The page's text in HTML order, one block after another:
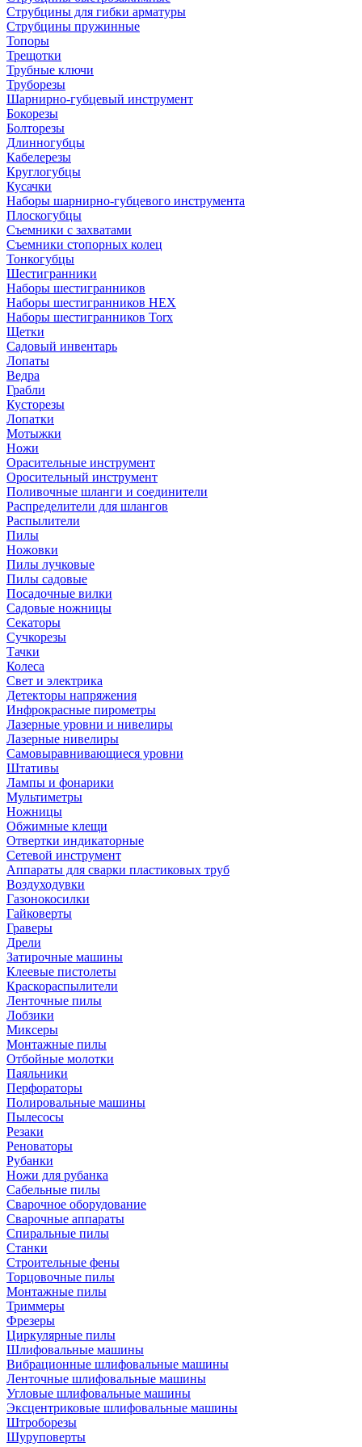
Струбцины для гибки арматуры
Струбцины пружинные
Топоры
Трещотки
Трубные ключи
Труборезы
Шарнирно-губцевый инструмент
Бокорезы
Болторезы
Длинногубцы
Кабелерезы
Круглогубцы
Кусачки
Наборы шарнирно-губцевого инструмента
Плоскогубцы
Съемники с захватами
Съемники стопорных колец
Тонкогубцы
Шестигранники
Наборы шестигранников
Наборы шестигранников HEX
Наборы шестигранников Torx
Щетки
Садовый инвентарь
Лопаты
Ведра
Грабли
Кусторезы
Лопатки
Мотыжки
Ножи
Орасительные инструмент
Оросительный инструмент
Поливочные шланги и соединители
Распределители для шлангов
Распылители
Пилы
Ножовки
Пилы лучковые
Пилы садовые
Посадочные вилки
Садовые ножницы
Секаторы
Сучкорезы
Тачки
Колеса
Свет и электрика
Детекторы напряжения
Инфрокрасные пирометры
Лазерные уровни и нивелиры
Лазерные нивелиры
Самовыравнивающиеся уровни
Штативы
Лампы и фонарики
Мультиметры
Ножницы
Обжимные клещи
Отвертки индикаторные
Сетевой инструмент
Аппараты для сварки пластиковых труб
Воздуходувки
Газонокосилки
Гайковерты
Граверы
Дрели
Затирочные машины
Клеевые пистолеты
Краскораспылители
Ленточные пилы
Лобзики
Миксеры
Монтажные пилы
Отбойные молотки
Паяльники
Перфораторы
Полировальные машины
Пылесосы
Резаки
Реноваторы
Рубанки
Ножи для рубанка
Сабельные пилы
Сварочное оборудование
Сварочные аппараты
Спиральные пилы
Станки
Строительные фены
Торцовочные пилы
Монтажные пилы
Триммеры
Фрезеры
Циркулярные пилы
Шлифовальные машины
Вибрационные шлифовальные машины
Ленточные шлифовальные машины
Угловые шлифовальные машины
Эксцентриковые шлифовальные машины
Штроборезы
Шуруповерты